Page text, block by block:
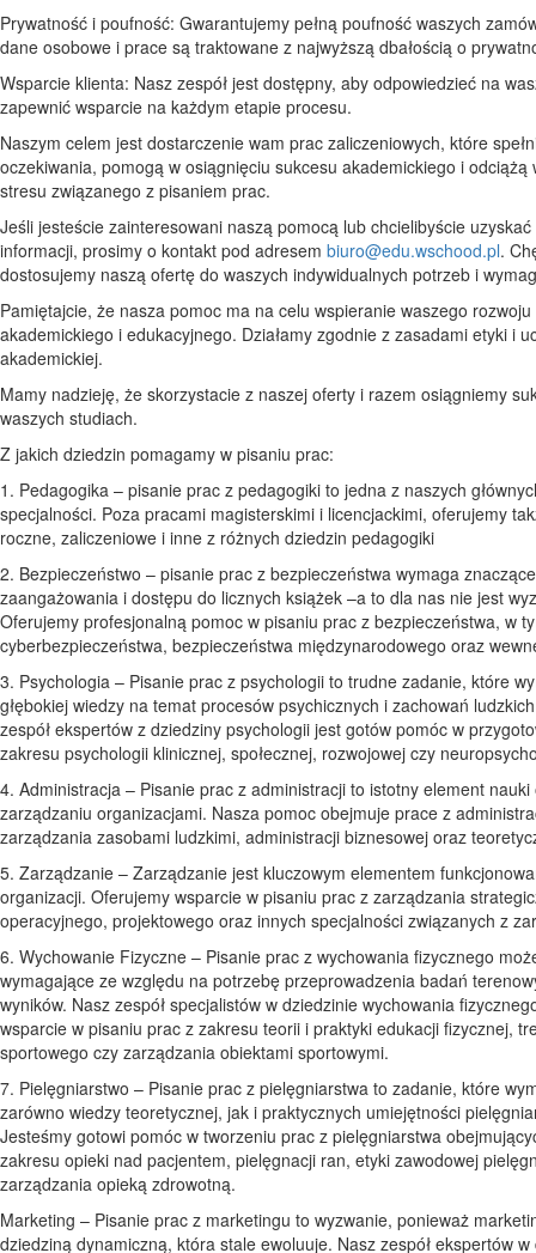
Prywatność i poufność: Gwarantujemy pełną poufność waszych
dane osobowe i prace są traktowane z najwyższą dbałością o
Wsparcie klienta: Nasz zespół jest dostępny, aby odpowiedzieć na
zapewnić wsparcie na każdym etapie procesu.
Naszym celem jest dostarczenie wam prac zaliczeniowych, które
oczekiwania, pomogą w osiągnięciu sukcesu akademickiego i odciążą
stresu związanego z pisaniem prac.
Jeśli jesteście zainteresowani naszą pomocą lub chcielibyście uzyskać
informacji, prosimy o kontakt pod adresem biuro@edu.wschood.pl.
dostosujemy naszą ofertę do waszych indywidualnych potrzeb i
Pamiętajcie, że nasza pomoc ma na celu wspieranie waszego rozwoju
akademickiego i edukacyjnego. Działamy zgodnie z zasadami etyki i
akademickiej.
Mamy nadzieję, że skorzystacie z naszej oferty i razem osiągniemy
waszych studiach.
Z jakich dziedzin pomagamy w pisaniu prac:
1. Pedagogika – pisanie prac z pedagogiki to jedna z naszych
specjalności. Poza pracami magisterskimi i licencjackimi, oferujemy
roczne, zaliczeniowe i inne z różnych dziedzin pedagogiki
2. Bezpieczeństwo – pisanie prac z bezpieczeństwa wymaga
zaangażowania i dostępu do licznych książek –a to dla nas nie jest
Oferujemy profesjonalną pomoc w pisaniu prac z bezpieczeństwa, w
cyberbezpieczeństwa, bezpieczeństwa międzynarodowego oraz
3. Psychologia – Pisanie prac z psychologii to trudne zadanie, które
głębokiej wiedzy na temat procesów psychicznych i zachowań
zespół ekspertów z dziedziny psychologii jest gotów pomóc w
zakresu psychologii klinicznej, społecznej, rozwojowej czy
4. Administracja – Pisanie prac z administracji to istotny element nauki
zarządzaniu organizacjami. Nasza pomoc obejmuje prace z
zarządzania zasobami ludzkimi, administracji biznesowej oraz
5. Zarządzanie – Zarządzanie jest kluczowym elementem
organizacji. Oferujemy wsparcie w pisaniu prac z zarządzania
operacyjnego, projektowego oraz innych specjalności związanych z
6. Wychowanie Fizyczne – Pisanie prac z wychowania fizycznego
wymagające ze względu na potrzebę przeprowadzenia badań
wyników. Nasz zespół specjalistów w dziedzinie wychowania
wsparcie w pisaniu prac z zakresu teorii i praktyki edukacji fizycznej,
sportowego czy zarządzania obiektami sportowymi.
7. Pielęgniarstwo – Pisanie prac z pielęgniarstwa to zadanie, które
zarówno wiedzy teoretycznej, jak i praktycznych umiejętności
Jesteśmy gotowi pomóc w tworzeniu prac z pielęgniarstwa
zakresu opieki nad pacjentem, pielęgnacji ran, etyki zawodowej
zarządzania opieką zdrowotną.
Marketing – Pisanie prac z marketingu to wyzwanie, ponieważ
dziedziną dynamiczną, która stale ewoluuje. Nasz zespół ekspertów w